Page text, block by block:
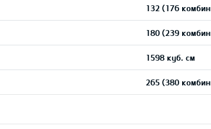
132 (176
180 (239
1598 куб. см
265 (380